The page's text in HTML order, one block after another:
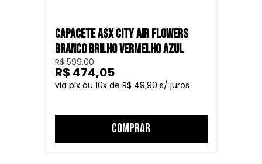
CAPACETE ASX CITY AIR FLOWERS
BRANCO BRILHO VERMELHO AZUL
R$ 599,00
10
R$ 49,90
R$ 474,05
COMPRAR